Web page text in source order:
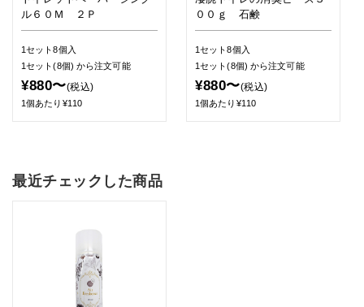
ル６０Ｍ ２Ｐ
1セット8個入
1セット(8個) から注文可能
¥880〜(税込)
1個あたり¥110
００ｇ 石鹸
1セット8個入
1セット(8個) から注文可能
¥880〜(税込)
1個あたり¥110
最近チェックした商品